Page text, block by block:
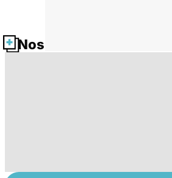
Nos fiches santé